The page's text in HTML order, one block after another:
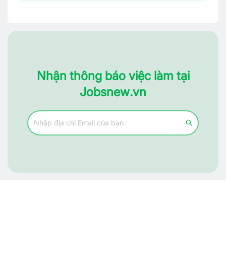
Nhận thông báo việc làm tại
Jobsnew.vn